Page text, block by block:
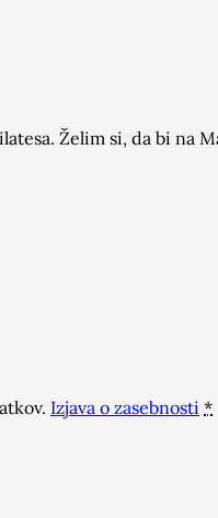
Želim si, da bi na
Izjava o zasebnosti *